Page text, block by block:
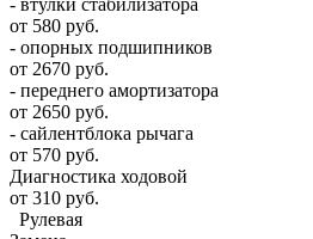
- втулки стабилизатора
от 580 руб.
- опорных подшипников
от 2670 руб.
- переднего амортизатора
от 2650 руб.
- сайлентблока рычага
от 570 руб.
Диагностика ходовой
от 310 руб.
Рулевая